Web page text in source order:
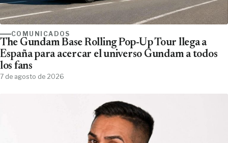
COMUNICADOS
The Gundam Base Rolling Pop-Up Tour llega a
España para acercar el universo Gundam a todos
los fans
7 de agosto de 2026